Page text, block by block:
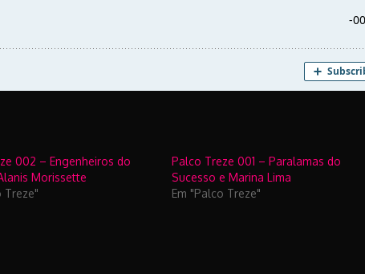
002 – Engenheiros do
Morissette
Treze"
Palco Treze 001 – Paralamas do
Sucesso e Marina Lima
Em "Palco Treze"